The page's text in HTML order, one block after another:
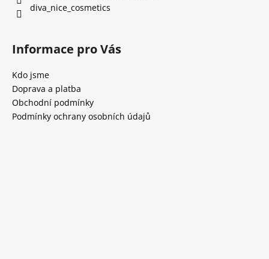
diva_nice_cosmetics
Informace pro Vás
Kdo jsme
Doprava a platba
Obchodní podmínky
Podmínky ochrany osobních údajů